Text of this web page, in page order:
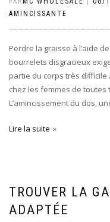
AMINCISSANTE
Perdre la graisse à l’aide
bourrelets disgracieux
partie du corps très
chez les femmes de
L’amincissement du dos,
Lire la suite
TROUVER LA
ADAPTÉE